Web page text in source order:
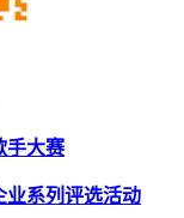
手大赛
业系列评选活动